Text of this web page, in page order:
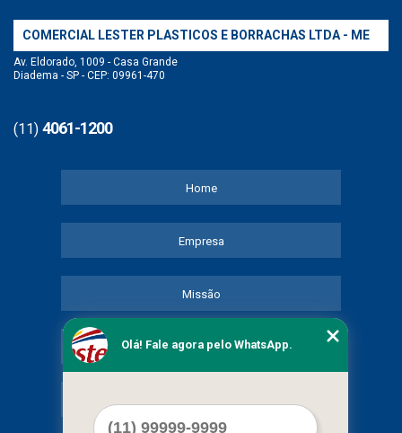
COMERCIAL LESTER PLASTICOS E BORRACHAS LTDA - ME
Av. Eldorado, 1009 - Casa Grande
Diadema - SP - CEP: 09961-470
(11) 4061-1200
Home
Empresa
Missão
Serviços
Olá! Fale agora pelo WhatsApp.